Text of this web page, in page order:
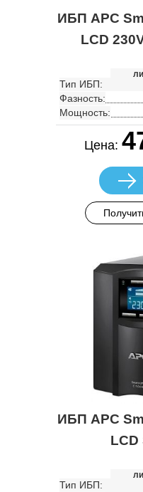
ИБП APC
LCD
Тип ИБП:
Фазность:
Мощность:
Цена:
ИБП APC
LCD
Тип ИБП: